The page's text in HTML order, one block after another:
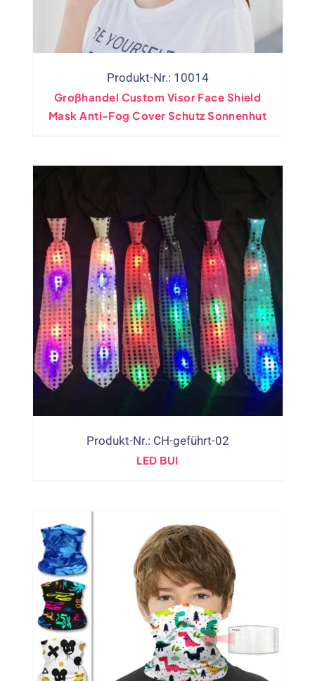
Produkt-Nr.: 10014
Großhandel Custom Visor Face Shield
Mask Anti-Fog Cover Schutz Sonnenhut
Produkt-Nr.: CH-geführt-02
LED BUI